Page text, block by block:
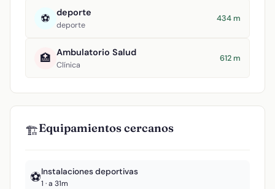
⚽ deporte
deporte
434 m
🏥 Ambulatorio Salud
Clínica
612 m
🏗️Equipamientos cercanos
⚽Instalaciones deportivas
1 · a 31m